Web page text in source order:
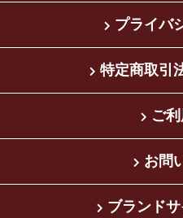
プライバ
特定商取引
ご
お問
ブランド